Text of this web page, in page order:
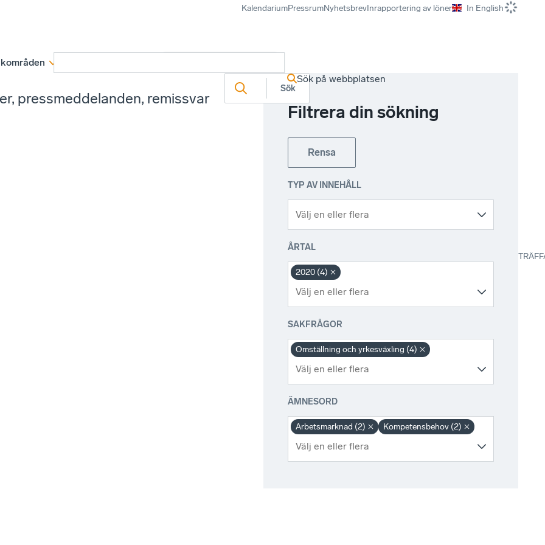
KalendariumPressrumNyhetsbrevInrapportering av löner In English
Sök på webbplatsen
pressmeddelanden, remissvar
Filtrera din sökning
Rensa
TYP AV INNEHÅLL
ÅRTAL
2020 (4)
SAKFRÅGOR
Omställning och yrkesväxling (4)
ÄMNESORD
Arbetsmarknad (2) Kompetensbehov (2)
Sök